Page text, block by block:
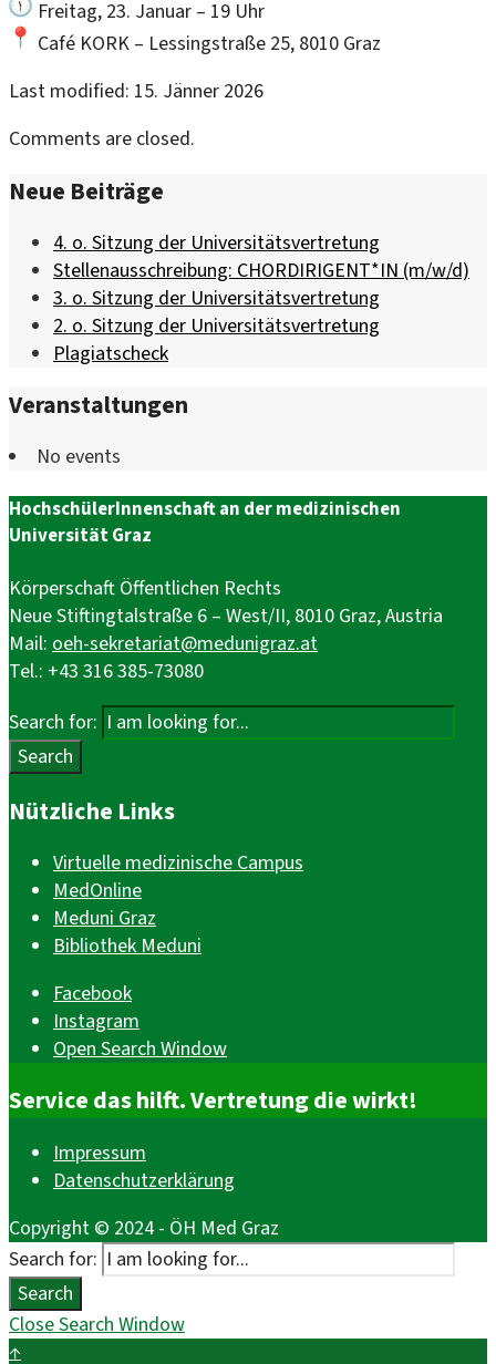
Freitag, 23. Januar – 19 Uhr
Café KORK – Lessingstraße 25, 8010 Graz
Last modified: 15. Jänner 2026
Comments are closed.
Neue Beiträge
4. o. Sitzung der Universitätsvertretung
Stellenausschreibung: CHORDIRIGENT*IN (m/w/d)
3. o. Sitzung der Universitätsvertretung
2. o. Sitzung der Universitätsvertretung
Plagiatscheck
Veranstaltungen
No events
HochschülerInnenschaft an der medizinischen
Universität Graz
Körperschaft Öffentlichen Rechts
Neue Stiftingtalstraße 6 – West/II, 8010 Graz, Austria
Mail: oeh-sekretariat@medunigraz.at
Tel.: +43 316 385-73080
Search for:
Search
Nützliche Links
Virtuelle medizinische Campus
MedOnline
Meduni Graz
Bibliothek Meduni
Facebook
Instagram
Open Search Window
Service das hilft. Vertretung die wirkt!
Impressum
Datenschutzerklärung
Copyright © 2024 - ÖH Med Graz
Search for:
Search
Close Search Window
↑